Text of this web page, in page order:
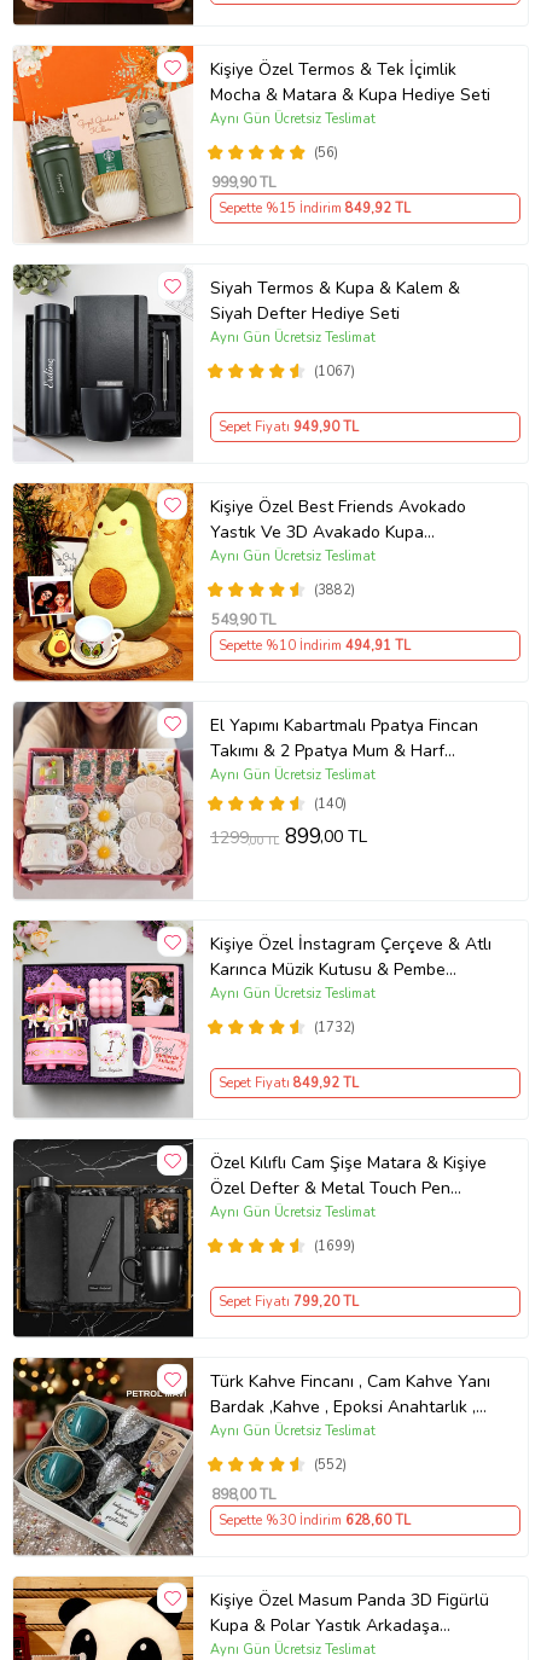
Kişiye Özel Termos & Tek İçimlik
Mocha & Matara & Kupa Hediye Seti
(56)
Aynı Gün Ücretsiz Teslimat
999,90 TL
Sepette %15 İndirim 849,92 TL
Siyah Termos & Kupa & Kalem &
Siyah Defter Hediye Seti
(1067)
Aynı Gün Ücretsiz Teslimat
Sepet Fiyatı 949,90 TL
Kişiye Özel Best Friends Avokado
Yastık Ve 3D Avakado Kupa
Arkadaşa Hediye
(3882)
Aynı Gün Ücretsiz Teslimat
549,90 TL
Sepette %10 İndirim 494,91 TL
El Yapımı Kabartmalı Ppatya Fincan
Takımı & 2 Ppatya Mum & Harf
Anahtarlık & Kokulu Mendil Hediye
Seti-
(140)
Aynı Gün Ücretsiz Teslimat
1299,00 TL 899,00 TL
Kişiye Özel İnstagram Çerçeve & Atlı
Karınca Müzik Kutusu & Pembe
Bubble Mum & Kupa Hediye Seti
(1732)
Aynı Gün Ücretsiz Teslimat
Sepet Fiyatı 849,92 TL
Özel Kılıflı Cam Şişe Matara & Kişiye
Özel Defter & Metal Touch Pen
Kalem & Fotoğraf Çerçevesi & Siyah
Kupa Hediye Seti
(1699)
Aynı Gün Ücretsiz Teslimat
Sepet Fiyatı 799,20 TL
Türk Kahve Fincanı , Cam Kahve Yanı
Bardak ,Kahve , Epoksi Anahtarlık ,
Kahvesever Hediye Seti AYN34
KŞSL
(552)
Aynı Gün Ücretsiz Teslimat
898,00 TL
Sepette %30 İndirim 628,60 TL
Kişiye Özel Masum Panda 3D Figürlü
Kupa & Polar Yastık Arkadaşa
Hediye
Aynı Gün Ücretsiz Teslimat